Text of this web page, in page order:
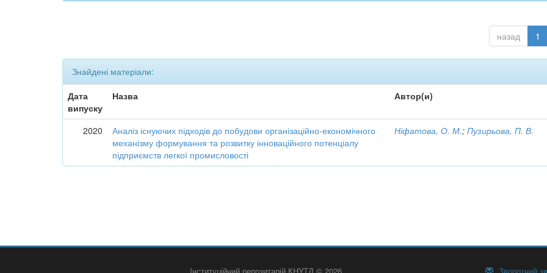
назад 1
Знайдені матеріали:
Дата
випуску
Назва Автор(и)
2020
Аналіз існуючих підходів до побудови організаційно-економічного
механізму формування та розвитку інноваційного потенціалу
підприємств легкої промисловості
Ніфатова, О. М.;Пузирьова, П. В.